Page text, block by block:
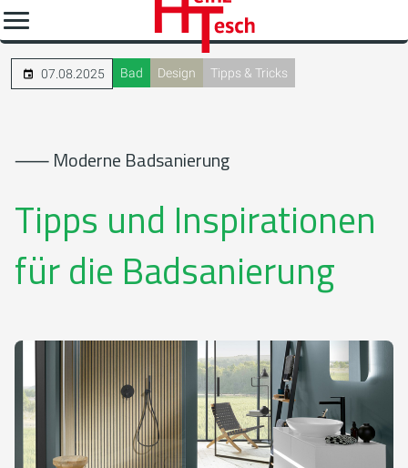
07.08.2025 Bad Design Tipps & Tricks
⸺ Moderne Badsanierung
Tipps und Inspirationen
für die Badsanierung